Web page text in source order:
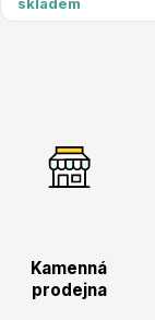
Azalky a
Kamenná
prodejna